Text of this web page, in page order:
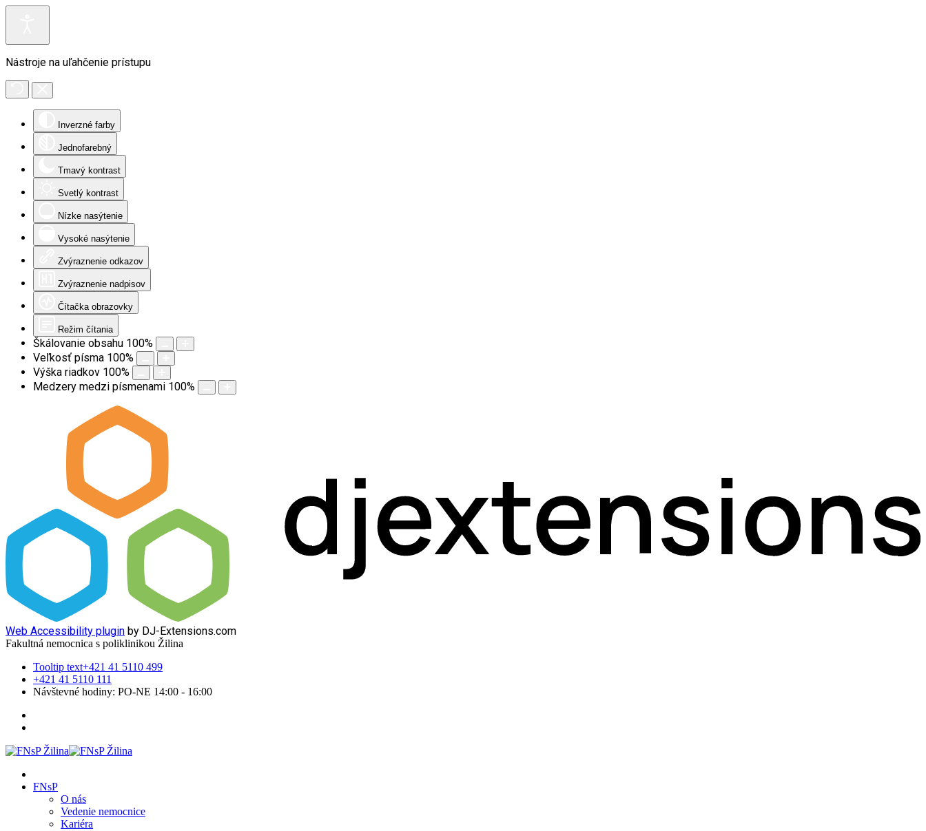
Nástroje na uľahčenie prístupu
Inverzné farby
Jednofarebný
Tmavý kontrast
Svetlý kontrast
Nízke nasýtenie
Vysoké nasýtenie
Zvýraznenie odkazov
Zvýraznenie nadpisov
Čítačka obrazovky
Režim čítania
Škálovanie obsahu 100%
Veľkosť písma 100%
Výška riadkov 100%
Medzery medzi písmenami 100%
Web Accessibility plugin by DJ-Extensions.com
Fakultná nemocnica s poliklinikou Žilina
Tooltip text+421 41 5110 499
+421 41 5110 111
Návštevné hodiny: PO-NE 14:00 - 16:00
FNsP
O nás
Vedenie nemocnice
Kariéra